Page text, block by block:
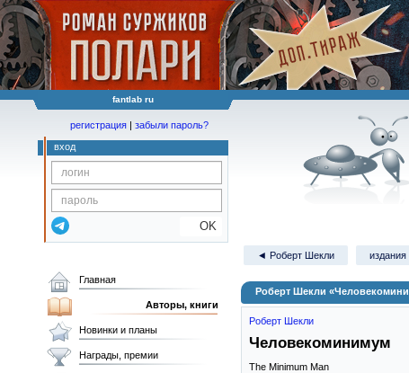
fantlab ru
регистрация | забыли пароль?
вход
OK
◄ Роберт Шекли издания
Роберт Шекли
Роберт Шекли
Человекоминимум
The Minimum Man
Главная
Авторы, книги
Новинки и планы
Награды, премии